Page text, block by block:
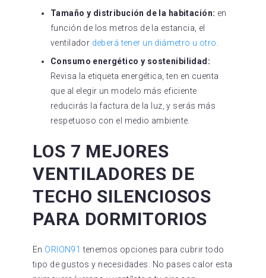
Tamaño y distribución de la habitación: en
función de los metros de la estancia, el
ventilador deberá tener un diámetro u otro
Consumo energético y sostenibilidad:
Revisa la etiqueta energética, ten en cuenta
que al elegir un modelo más eficiente
reducirás la factura de la luz, y serás más
respetuoso con el medio ambiente.
LOS 7 MEJORES
VENTILADORES DE
TECHO SILENCIOSOS
PARA DORMITORIOS
En ORION91 tenemos opciones para cubrir todo
tipo de gustos y necesidades. No pases calor esta